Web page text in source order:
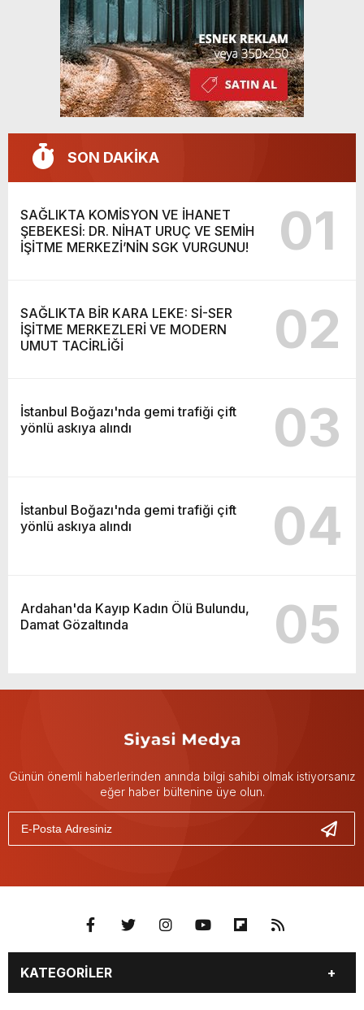
SON DAKİKA
SAĞLIKTA KOMİSYON VE İHANET
ŞEBEKESİ: DR. NİHAT URUÇ VE SEMİH
İŞİTME MERKEZİ’NİN SGK VURGUNU!
01
SAĞLIKTA BİR KARA LEKE: Sİ-SER
İŞİTME MERKEZLERİ VE MODERN
UMUT TACİRLİĞİ
02
İstanbul Boğazı'nda gemi trafiği çift
yönlü askıya alındı
03
İstanbul Boğazı'nda gemi trafiği çift
yönlü askıya alındı
04
Ardahan'da Kayıp Kadın Ölü Bulundu,
Damat Gözaltında
05
Günün önemli haberlerinden anında bilgi sahibi olmak istiyorsanız
eğer haber bültenine üye olun.
KATEGORİLER